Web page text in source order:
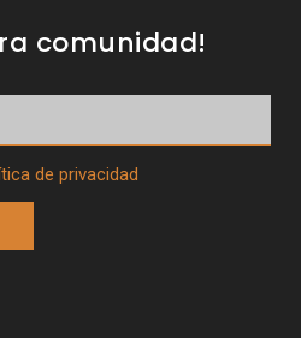
comunidad!
de privacidad